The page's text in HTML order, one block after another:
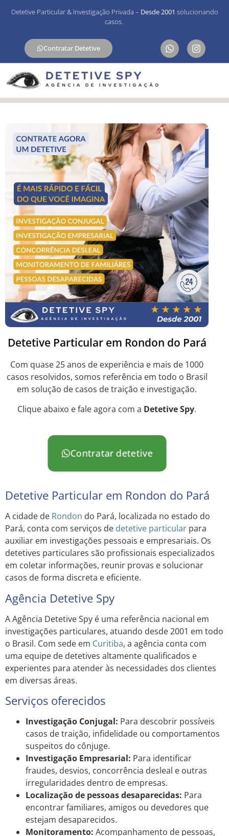
Detetive Particular & Investigação Privada – Desde 2001 solucionando
casos.
Contratar Detetive
Detetive Particular em Rondon do Pará
Com quase 25 anos de experiência e mais de 1000
casos resolvidos, somos referência em todo o Brasil
em solução de casos de traição e investigação.
Clique abaixo e fale agora com a Detetive Spy.
Contratar detetive
Detetive Particular em Rondon do Pará
A cidade de Rondon do Pará, localizada no estado do
Pará, conta com serviços de detetive particular para
auxiliar em investigações pessoais e empresariais. Os
detetives particulares são profissionais especializados
em coletar informações, reunir provas e solucionar
casos de forma discreta e eficiente.
Agência Detetive Spy
A Agência Detetive Spy é uma referência nacional em
investigações particulares, atuando desde 2001 em todo
o Brasil. Com sede em Curitiba, a agência conta com
uma equipe de detetives altamente qualificados e
experientes para atender às necessidades dos clientes
em diversas áreas.
Serviços oferecidos
Investigação Conjugal: Para descobrir possíveis
casos de traição, infidelidade ou comportamentos
suspeitos do cônjuge.
Investigação Empresarial: Para identificar
fraudes, desvios, concorrência desleal e outras
irregularidades dentro de empresas.
Localização de pessoas desaparecidas: Para
encontrar familiares, amigos ou devedores que
estejam desaparecidos.
Monitoramento: Acompanhamento de pessoas,